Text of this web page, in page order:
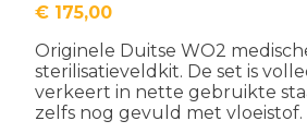
€ 175,00
Originele Duitse WO2
sterilisatieveldkit. De set is
verkeert in nette gebruikte
zelfs nog gevuld met vloeistof.